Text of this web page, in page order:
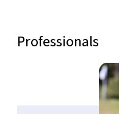
Professionals